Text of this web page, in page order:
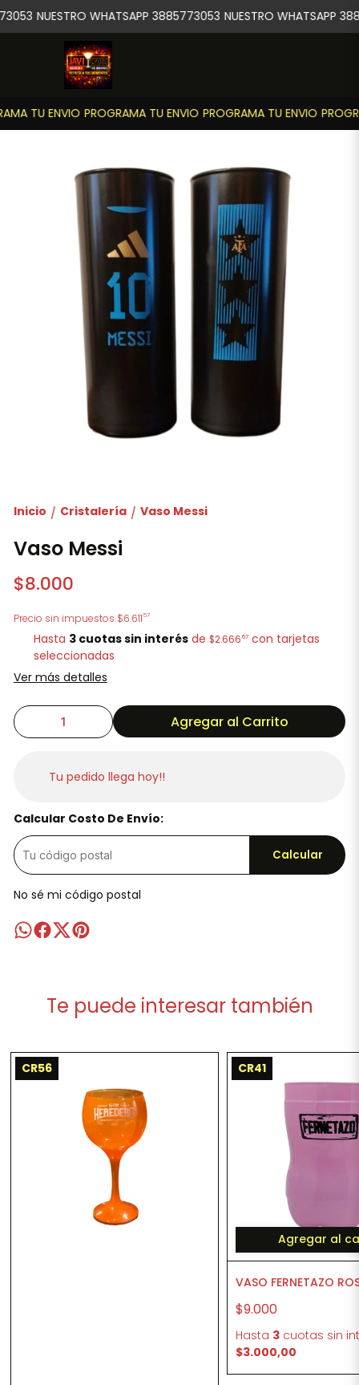
TU ENVIO PROGRAMA TU ENVIO PROGRAMA TU ENVIO
NUESTRO WHATSAPP 3885773053 NUESTRO WHATSAPP
Inicio / Cristalería / Vaso Messi
Vaso Messi
$8.000
Precio sin impuestos $6.61157
Hasta 3 cuotas sin interés de $2.66667 con tarjetas
seleccionadas
Ver más detalles
Agregar al Carrito
Tu pedido llega hoy!!
Calcular Costo De Envío:
Calcular
No sé mi código postal
Te puede interesar también
CR56 CR41
Agregar al
VASO FERNETAZO
$9.000
Hasta 3 cuotas sin
$3.000,00